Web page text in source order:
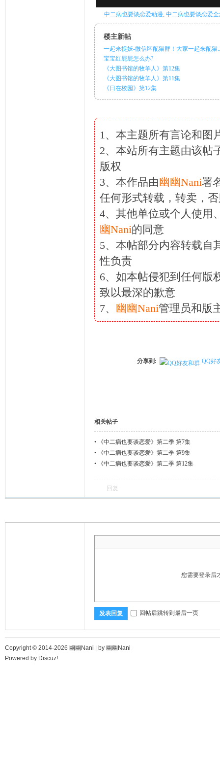
中二病也要谈恋爱动漫, 中二病也要谈恋爱
楼主新帖
一起来捉妖-微信区配猫群！大家一起来配猫
宝宝红屁屁怎么办?
《大图书馆的牧羊人》第12集
《大图书馆的牧羊人》第11集
《日在校园》第12集
1、本主题所有言论和图
2、本站所有主题由该帖
版权
3、本作品由幽幽Nani署
任何形式转载，转卖，
4、其他单位或个人使用
幽Nani的同意
5、本帖部分内容转载自
性负责
6、如本帖侵犯到任何版
致以最深的歉意
7、 幽幽Nani管理员和版
分享到: QQ好
相关帖子
•
《中二病也要谈恋爱》第二季 第7集
•
《中二病也要谈恋爱》第二季 第9集
•
《中二病也要谈恋爱》第二季 第12集
回复
您需要登录后
发表回复 回帖后跳转到最后一页
Copyright © 2014-2026 幽幽Nani | by 幽幽Nani
Powered by Discuz!